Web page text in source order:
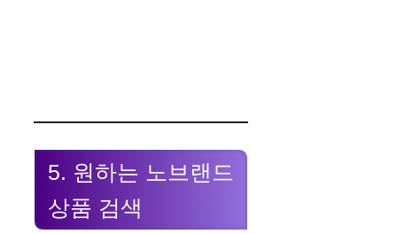
5. 원하는 노브랜드
상품 검색